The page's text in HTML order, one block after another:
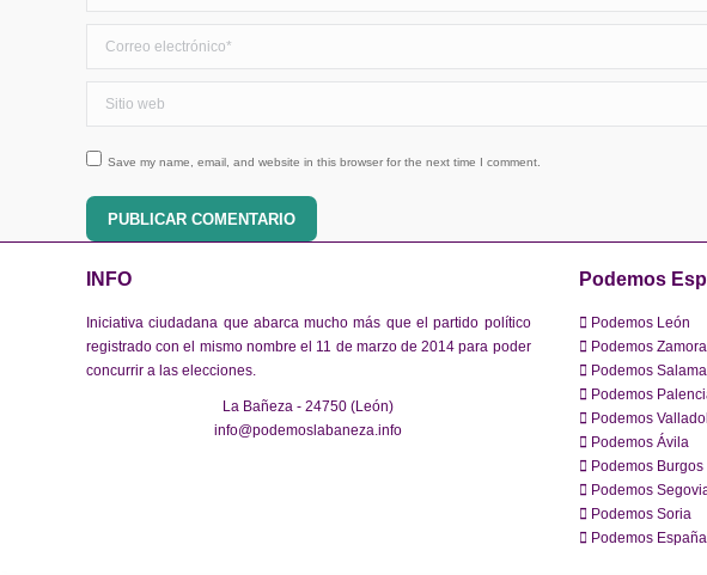
Save my name, email, and website in this browser for the next time I comment.
PUBLICAR COMENTARIO
INFO
Iniciativa ciudadana que abarca mucho más que el partido político
registrado con el mismo nombre el 11 de marzo de 2014 para poder
concurrir a las elecciones.
La Bañeza - 24750 (León)
info@podemoslabaneza.info
Podemos
Podemos León
Podemos Zamora
Podemos
Podemos
Podemos
Podemos Ávila
Podemos Burgos
Podemos
Podemos Soria
Podemos España